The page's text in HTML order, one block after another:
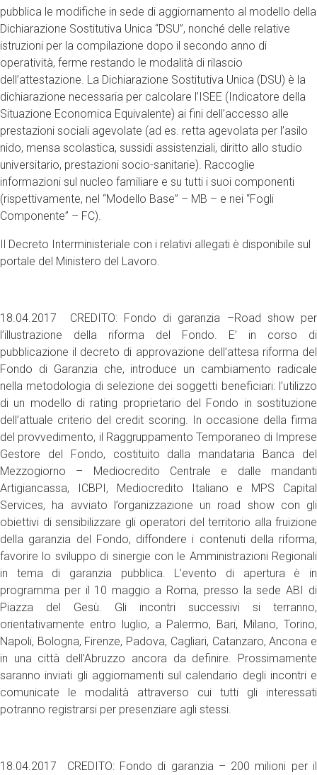
pubblica le modifiche in sede di aggiornamento al modello della
Dichiarazione Sostitutiva Unica “DSU”, nonché delle relative
istruzioni per la compilazione dopo il secondo anno di
operatività, ferme restando le modalità di rilascio
dell’attestazione. La Dichiarazione Sostitutiva Unica (DSU) è la
dichiarazione necessaria per calcolare l’ISEE (Indicatore della
Situazione Economica Equivalente) ai fini dell’accesso alle
prestazioni sociali agevolate (ad es. retta agevolata per l’asilo
nido, mensa scolastica, sussidi assistenziali, diritto allo studio
universitario, prestazioni socio-sanitarie). Raccoglie
informazioni sul nucleo familiare e su tutti i suoi componenti
(rispettivamente, nel “Modello Base” – MB – e nei “Fogli
Componente” – FC).
Il Decreto Interministeriale con i relativi allegati è disponibile sul
portale del Ministero del Lavoro.
18.04.2017 CREDITO: Fondo di garanzia –Road show per
l’illustrazione della riforma del Fondo. E’ in corso di
pubblicazione il decreto di approvazione dell’attesa riforma del
Fondo di Garanzia che, introduce un cambiamento radicale
nella metodologia di selezione dei soggetti beneficiari: l’utilizzo
di un modello di rating proprietario del Fondo in sostituzione
dell’attuale criterio del credit scoring. In occasione della firma
del provvedimento, il Raggruppamento Temporaneo di Imprese
Gestore del Fondo, costituito dalla mandataria Banca del
Mezzogiorno – Mediocredito Centrale e dalle mandanti
Artigiancassa, ICBPI, Mediocredito Italiano e MPS Capital
Services, ha avviato l’organizzazione un road show con gli
obiettivi di sensibilizzare gli operatori del territorio alla fruizione
della garanzia del Fondo, diffondere i contenuti della riforma,
favorire lo sviluppo di sinergie con le Amministrazioni Regionali
in tema di garanzia pubblica. L’evento di apertura è in
programma per il 10 maggio a Roma, presso la sede ABI di
Piazza del Gesù. Gli incontri successivi si terranno,
orientativamente entro luglio, a Palermo, Bari, Milano, Torino,
Napoli, Bologna, Firenze, Padova, Cagliari, Catanzaro, Ancona e
in una città dell’Abruzzo ancora da definire. Prossimamente
saranno inviati gli aggiornamenti sul calendario degli incontri e
comunicate le modalità attraverso cui tutti gli interessati
potranno registrarsi per presenziare agli stessi.
18.04.2017 CREDITO: Fondo di garanzia – 200 milioni per il